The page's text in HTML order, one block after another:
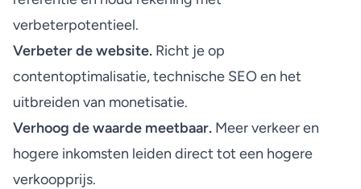
verbeterpotentieel.
Verbeter de website. Richt je op
contentoptimalisatie, technische SEO en het
uitbreiden van monetisatie.
Verhoog de waarde meetbaar. Meer verkeer en
hogere inkomsten leiden direct tot een hogere
verkoopprijs.